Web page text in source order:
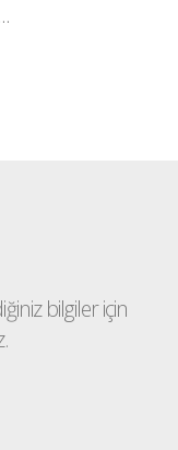
bilgiler için